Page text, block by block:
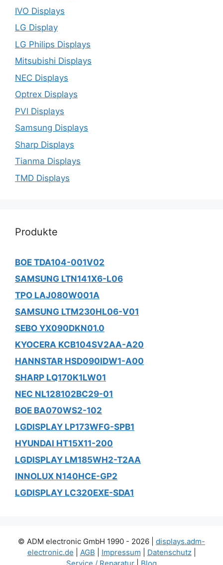
IVO Displays
LG Display
LG Philips Displays
Mitsubishi Displays
NEC Displays
Optrex Displays
PVI Displays
Samsung Displays
Sharp Displays
Tianma Displays
TMD Displays
Produkte
BOE TDA104-001V02
SAMSUNG LTN141X6-L06
TPO LAJ080W001A
SAMSUNG LTM230HL06-V01
SEBO YX090DKN01.0
KYOCERA KCB104SV2AA-A20
HANNSTAR HSD090IDW1-A00
SHARP LQ170K1LW01
NEC NL128102BC29-01
BOE BA070WS2-102
LGDISPLAY LP173WFG-SPB1
HYUNDAI HT15X11-200
LGDISPLAY LM185WH2-T2AA
INNOLUX N140HCE-GP2
LGDISPLAY LC320EXE-SDA1
© ADM electronic GmbH 1990 - 2026 | displays.adm-
electronic.de
AGB Impressum Datenschutz|